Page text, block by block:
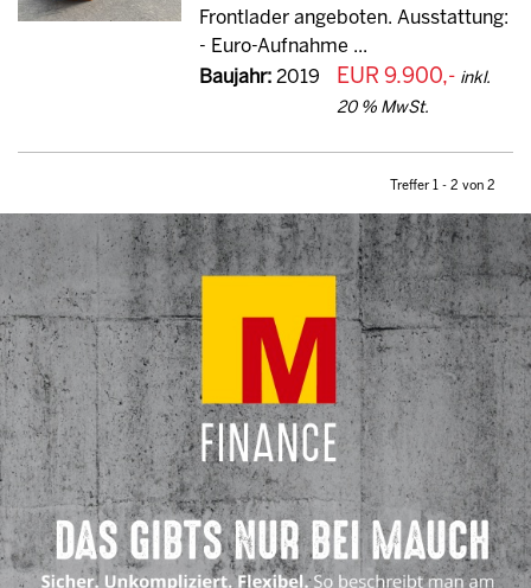
Frontlader angeboten. Ausstattung:
- Euro-Aufnahme ...
Baujahr:2019 EUR 9.900,- inkl.
20 % MwSt.
Treffer 1 - 2 von 2